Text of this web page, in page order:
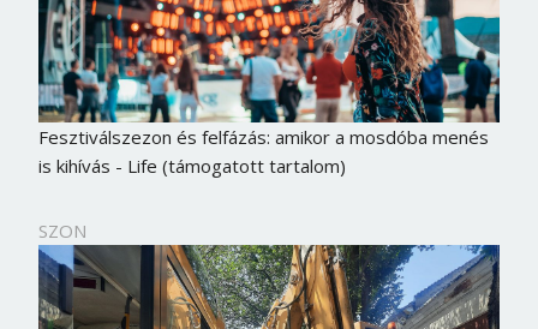
Fesztiválszezon és felfázás: amikor a mosdóba menés
is kihívás - Life (támogatott tartalom)
SZON